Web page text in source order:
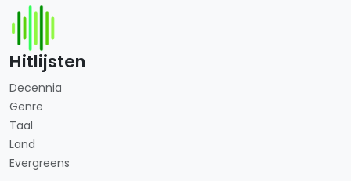
Hitlijsten
Decennia
Genre
Taal
Land
Evergreens